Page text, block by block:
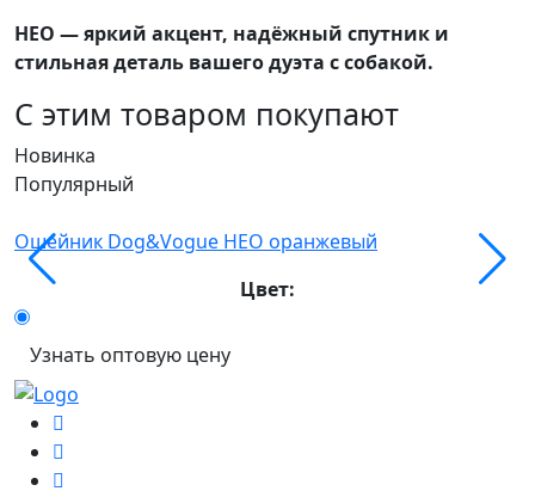
НЕО — яркий акцент, надёжный спутник и
стильная деталь вашего дуэта с собакой.
С этим товаром покупают
Новинка
Популярный
Ошейник Dog&Vogue НЕО оранжевый
Цвет:
Узнать оптовую цену